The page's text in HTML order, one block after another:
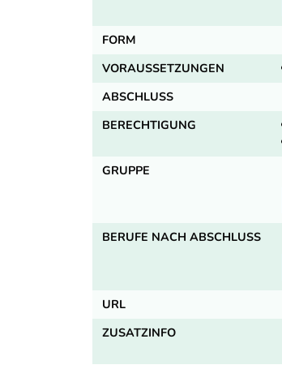
FORM
VORAUSSETZUNGEN
ABSCHLUSS
BERECHTIGUNG
GRUPPE
BERUFE NACH ABSCHLUSS
URL
ZUSATZINFO